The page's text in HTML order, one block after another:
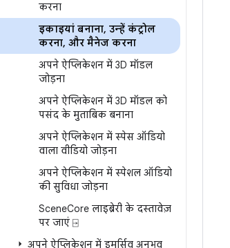
करना
इकाइयां बनाना, उन्हें कंट्रोल
करना, और मैनेज करना
अपने ऐप्लिकेशन में 3D मॉडल
जोड़ना
अपने ऐप्लिकेशन में 3D मॉडल को
पसंद के मुताबिक बनाना
अपने ऐप्लिकेशन में स्पेस ऑडियो
वाला वीडियो जोड़ना
अपने ऐप्लिकेशन में स्पेशल ऑडियो
की सुविधा जोड़ना
SceneCore लाइब्रेरी के दस्तावेज़
पर जाएं ⍈
अपने ऐप्लिकेशन में इमर्सिव अनुभव